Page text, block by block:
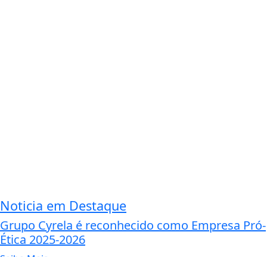
Noticia em Destaque
Grupo Cyrela é reconhecido como Empresa Pró-
Ética 2025-2026